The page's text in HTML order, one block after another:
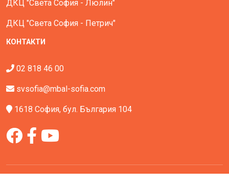
ДКЦ "Света София - Люлин"
ДКЦ "Света София - Петрич"
КОНТАКТИ
02 818 46 00
svsofia@mbal-sofia.com
1618 София, бул. България 104